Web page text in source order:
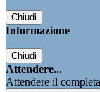
Chiudi
Informazione
Chiudi
Attendere...
Attendere il